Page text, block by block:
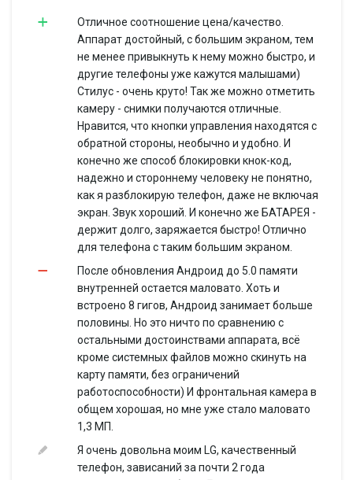
Функции камеры
автофокус
видеороликов
есть
Фронтальная
есть, 1.3 млн пикс.
MP3, FM-радио
GSM 900/1800/1900, 3G
Wi-Fi 802.11n, Wi-Fi Direct,
Bluetooth 4.0, USB, NFC
Спутниковая
Cистема A-GPS
есть
Память и процессор
1300 МГц
Количество ядер
4
8 Гб
Объем оперативной
1 Гб
Слот для карт
Питание
Отличное соотношение цена/качество.
Аппарат достойный, с большим экраном, тем
не менее привыкнуть к нему можно быстро, и
другие телефоны уже кажутся малышами)
Стилус - очень круто! Так же можно отметить
камеру - снимки получаются отличные.
Нравится, что кнопки управления находятся с
обратной стороны, необычно и удобно. И
конечно же способ блокировки кнок-код,
надежно и стороннему человеку не понятно,
как я разблокирую телефон, даже не включая
экран. Звук хороший. И конечно же БАТАРЕЯ -
держит долго, заряжается быстро! Отлично
для телефона с таким большим экраном.
После обновления Андроид до 5.0 памяти
внутренней остается маловато. Хоть и
встроено 8 гигов, Андроид занимает больше
половины. Но это ничто по сравнению с
остальными достоинствами аппарата, всё
кроме системных файлов можно скинуть на
карту памяти, без ограничений
работоспособности) И фронтальная камера в
общем хорошая, но мне уже стало маловато
1,3 МП.
Я очень довольна моим LG, качественный
телефон, зависаний за почти 2 года